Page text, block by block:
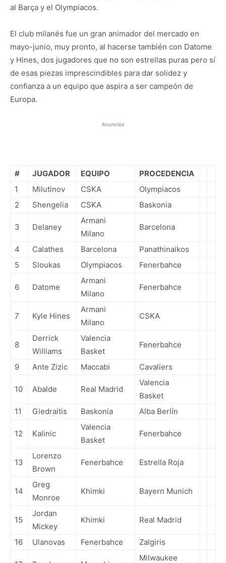
al Barça y el Olympiacos.
El club milanés fue un gran animador del mercado en
mayo-junio, muy pronto, al hacerse también con Datome
y Hines, dos jugadores que no son estrellas puras pero sí
de esas piezas imprescindibles para dar solidez y
confianza a un equipo que aspira a ser campeón de
Europa.
Anuncios
# JUGADOR EQUIPO
PROCEDENCIA
1
Milutinov CSKA
Olympiacos
2
Shengelia CSKA Baskonia
3 Delaney
Armani
Milano
Barcelona
4 Calathes Barcelona
Panathinaikos
5
Sloukas Olympiacos Fenerbahce
6 Datome
Armani
Milano
Fenerbahce
7 Kyle Hines
Armani
Milano
CSKA
8
Derrick
Williams
Valencia
Basket
Fenerbahce
9 Ante Zizic Maccabi Cavaliers
10 Abalde Real Madrid
Valencia
Basket
11
Giedraitis Baskonia Alba Berlín
12 Kalinic
Valencia
Basket
Fenerbahce
13
Lorenzo
Brown
Fenerbahce Estrella Roja
14
Greg
Monroe
Khimki Bayern Munich
15
Jordan
Mickey
Khimki Real Madrid
16 Ulanovas Fenerbahce Zalgiris
Milwaukee